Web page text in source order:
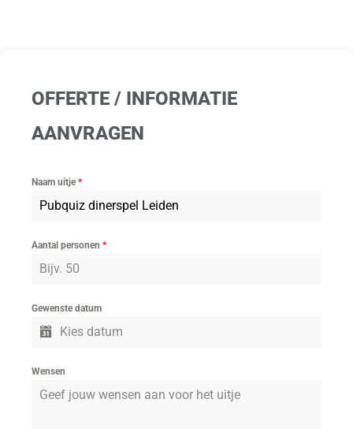
OFFERTE / INFORMATIE
AANVRAGEN
Naam uitje*
Aantal personen *
Gewenste datum
Wensen